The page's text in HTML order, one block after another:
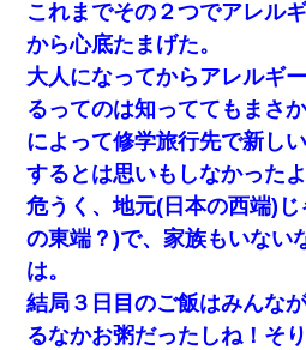
これまでその２つでアレル
から心底たまげた。
大人になってからアレルギ
るってのは知っててもまさ
によって修学旅行先で新し
するとは思いもしなかった
危うく、地元(日本の西端)
の東端？)で、家族もいない
は。
結局３日目のご飯はみんな
るなかお粥だったしね！そ